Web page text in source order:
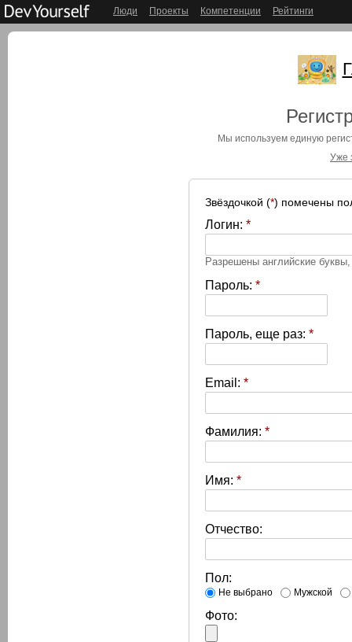
Люди Проекты Компетенции Рейтинги
Мы используем единую
Уже
Звёздочкой (*) помечены
Логин: *
Разрешены английские
Пароль: *
Пароль, еще раз: *
Email: *
Фамилия: *
Имя: *
Отчество:
Пол:
Не выбрано Мужской
Фото: